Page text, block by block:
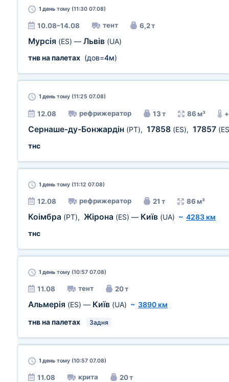
1 день тому (11:30 07.08)
10.08–14.08 тент 6,2 т
Мурсія (ES) — Львів (UA)
тнв на палетах (дов=4м)
1 день тому (11:25 07.08)
12.08 рефрижератор 13 т 86 м³
Сернаше-ду-Бонжардін (PT), 17858 (ES), 17857
тнс
1 день тому (11:12 07.08)
12.08 рефрижератор 21 т 86 м³
Коімбра (PT), Жірона (ES) — Київ (UA) ~ 4283 км
тнс
1 день тому (10:57 07.08)
11.08 тент 20 т
Альмерія (ES) — Київ (UA) ~ 3890 км
тнв на палетах
Задня
1 день тому (10:57 07.08)
11.08 крита 20 т